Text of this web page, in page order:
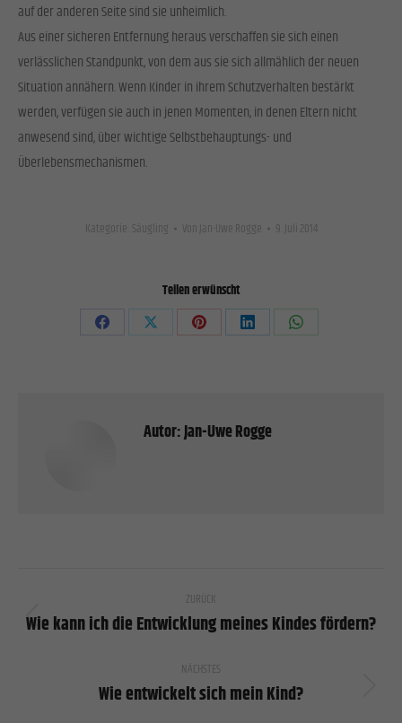
auf der anderen Seite sind sie unheimlich.
Aus einer sicheren Entfernung heraus verschaffen sie sich einen
verlässlichen Standpunkt, von dem aus sie sich allmählich der neuen
Situation annähern. Wenn Kinder in ihrem Schutzverhalten bestärkt
werden, verfügen sie auch in jenen Momenten, in denen Eltern nicht
anwesend sind, über wichtige Selbstbehauptungs- und
Überlebensmechanismen.
Kategorie: Säugling Von Jan-Uwe Rogge 9. Juli 2014
Teilen erwünscht
Share
Share
Share
Share
Share
Autor:Jan-Uwe Rogge
Kommentarnavigation
ZURÜCK
Vorheriger
Wie kann ich die Entwicklung meines Kindes fördern?
NÄCHSTES
Nächster
Wie entwickelt sich mein Kind?